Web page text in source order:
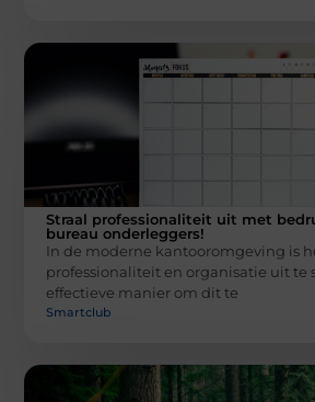
Straal professionaliteit uit met
bureau onderleggers!
In de moderne kantooromgeving is
professionaliteit en organisatie uit te
effectieve manier om dit te
Smartclub